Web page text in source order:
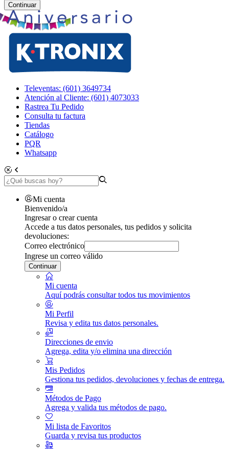
Continuar
Televentas: (601) 3649734
Atención al Cliente: (601) 4073033
Rastrea Tu Pedido
Consulta tu factura
Tiendas
Catálogo
PQR
Whatsapp
Mi cuenta
Bienvenido/a
Ingresar o crear cuenta
Accede a tus datos personales, tus pedidos y solicita
devoluciones:
Correo electrónico
Ingrese un correo válido
Continuar
Mi cuenta
Aquí podrás consultar todos tus movimientos
Mi Perfil
Revisa y edita tus datos personales.
Direcciones de envio
Agrega, edita y/o elimina una dirección
Mis Pedidos
Gestiona tus pedidos, devoluciones y fechas de entrega.
Métodos de Pago
Agrega y valida tus métodos de pago.
Mi lista de Favoritos
Guarda y revisa tus productos